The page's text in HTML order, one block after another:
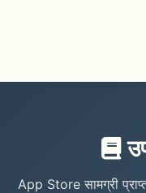
App Store सामग्री